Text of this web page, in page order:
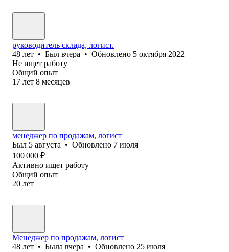
руководитель склада, логист.
48 лет • Был вчера • Обновлено 5 октября 2022
Не ищет работу
Общий опыт
17 лет 8 месяцев
менеджер по продажам, логист
Был 5 августа • Обновлено 7 июля
100 000 ₽
Активно ищет работу
Общий опыт
20 лет
Менеджер по продажам, логист
48 лет • Была вчера • Обновлено 25 июля